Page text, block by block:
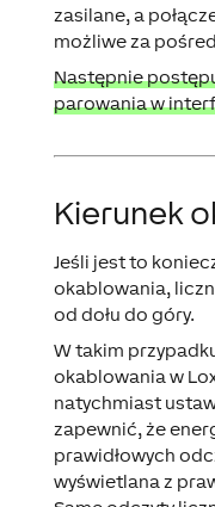
zasilane, a
możliwe za
Następnie
parowania w
Kierunek
Jeśli jest to
okablowania,
od dołu do góry.
W takim
okablowania w
natychmiast
zapewnić, że
prawidłowych
wyświetlana z